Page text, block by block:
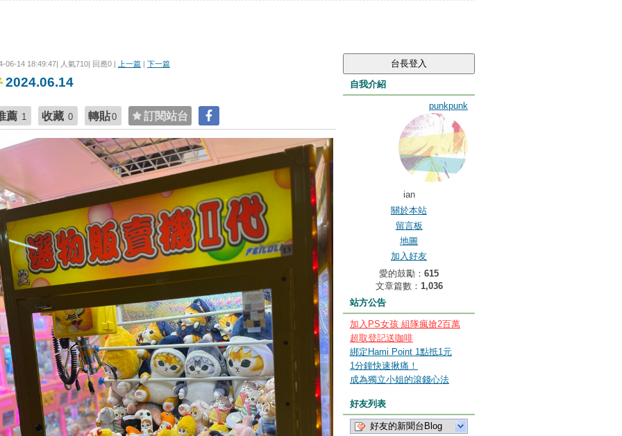
06-14 18:49:47| 人氣710| 回應0 | 上一篇 | 下一篇
2024.06.14
薦 1 收藏 0 轉貼0 訂閱站台
自我介紹
punkpunk
ian
關於本站
留言板
地圖
加入好友
愛的鼓勵： 615
文章篇數： 1,036
站方公告
加入PS女孩 組隊瘋搶2百萬
超取登記送咖啡
綁定Hami Point 1點抵1元
1分鐘快速揪痛！
成為獨立小姐的滾錢心法
好友列表
好友的新聞台Blog